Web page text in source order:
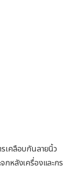
เคลือบกันลายนิ้ว
กหลังเครื่องและกร